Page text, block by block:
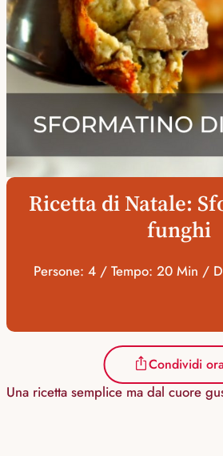
Ricetta di Natale:
funghi
Persone: 4 / Tempo: 20 Min /
Condividi
Una ricetta semplice ma dal cuore